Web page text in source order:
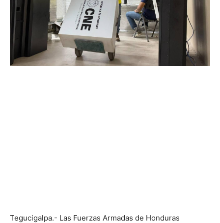
Tegucigalpa.- Las Fuerzas Armadas de Honduras